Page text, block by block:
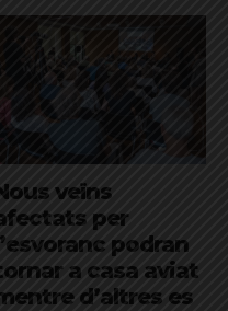
veïns
per
podran
a casa aviat
d’altres es